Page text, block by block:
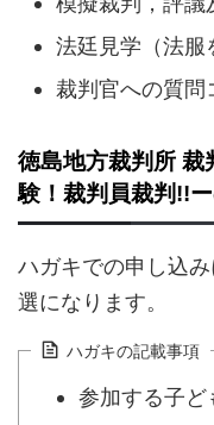
法廷見学（法服
裁判官への質問
徳島地方裁判所
験！裁判員裁判!!
ハガキでの申し込
選になります。
ハガキの記載事項
参加する子